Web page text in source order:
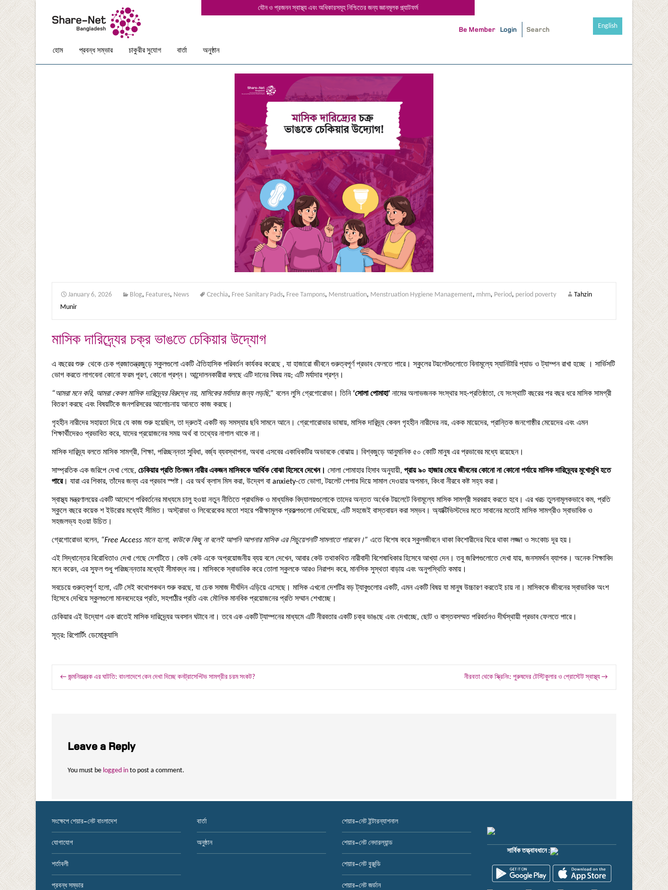
যৌন ও প্রজনন স্বাস্থ্য এবং অধিকারসমূহ নিশ্চিতের জন্য জ্ঞানমূলক প্ল্যাটফর্ম
Be Member Login
Skipহোম প্রবন্ধ সম্ভার চাকুরীর সুযোগ বার্তা অনুষ্ঠান
English
January 6, 2026 Blog, Features, News Czechia, Free Sanitary Pads, Free Tampons, Menstruation, Menstruation Hygiene Management, mhm, Period, period poverty
Tahzin
Munir
মাসিক দারিদ্র্যের চক্র ভাঙতে চেকিয়ার উদ্যোগ
এ বছরের শুরু থেকে চেক প্রজাতন্ত্রজুড়ে স্কুলগুলো একটি ঐতিহাসিক পরিবর্তন কার্যকর করেছে , যা হাজারো জীবনে গুরুত্বপূর্ণ প্রভাব ফেলতে পারে। স্কুলের টয়লেটগুলোতে বিনামূল্যে স্যানিটারি প্যাড ও ট্যাম্পন রাখা হচ্ছে । সার্ভিসটি
ভোগ করতে লাগবেনা কোনো ফরম পূরণ, কোনো প্রশ্ন। আন্দোলনকারীরা বলছে এটি দানের বিষয় নয়; এটি মর্যাদার প্রশ্ন।
“আমরা মনে করি, আমরা কেবল মাসিক দারিদ্র্যের বিরুদ্ধে নয়, মাসিকের মর্যাদার জন্য লড়ছি,” বলেন লুসি গ্রেগোরোভা। তিনি ‘সোলা পোমাহা’ নামের অলাভজনক সংস্থার সহ-প্রতিষ্ঠাতা, যে সংস্থাটি বছরের পর বছর ধরে মাসিক সামগ্রী
বিতরণ করছে এবং বিষয়টিকে জনপরিসরের আলোচনায় আনতে কাজ করছে।
গৃহহীন নারীদের সহায়তা দিয়ে যে কাজ শুরু হয়েছিল, তা দ্রুতই একটি বড় সমস্যার ছবি সামনে আনে। গ্রেগোরোভার ভাষায়, মাসিক দারিদ্র্য কেবল গৃহহীন নারীদের নয়, একক মায়েদের, প্রান্তিক জনগোষ্ঠীর মেয়েদের এবং এমন
শিক্ষার্থীদেরও প্রভাবিত করে, যাদের প্রয়োজনের সময় অর্থ বা তথ্যের নাগাল থাকে না।
মাসিক দারিদ্র্য বলতে মাসিক সামগ্রী, শিক্ষা, পরিচ্ছন্নতা সুবিধা, বর্জ্য ব্যবস্থাপনা, অথবা এসবের একাধিকটির অভাবকে বোঝায়। বিশ্বজুড়ে আনুমানিক ৫০ কোটি মানুষ এর প্রভাবের মধ্যে রয়েছেন।
সাম্প্রতিক এক জরিপে দেখা গেছে, চেকিয়ার প্রতি তিনজন নারীর একজন মাসিককে আর্থিক বোঝা হিসেবে দেখেন। সোলা পোমাহার হিসাব অনুযায়ী, প্রায় ৯০ হাজার মেয়ে জীবনের কোনো না কোনো পর্যায়ে মাসিক দারিদ্র্যের মুখোমুখি হতে
পারে। যারা এর শিকার, তাঁদের জন্য এর প্রভাব স্পষ্ট। এর অর্থ ক্লাস মিস করা, উদ্বেগ বা anxiety-তে ভোগা, টয়লেট পেপার দিয়ে সামাল দেওয়ার অপমান, কিংবা নীরবে কষ্ট সহ্য করা।
স্বাস্থ্য মন্ত্রণালয়ের একটি আদেশে পরিবর্তনের মাধ্যমে চালু হওয়া নতুন নীতিতে প্রাথমিক ও মাধ্যমিক বিদ্যালয়গুলোকে তাদের অন্তত অর্ধেক টয়লেটে বিনামূল্যে মাসিক সামগ্রী সরবরাহ করতে হবে। এর খরচ তুলনামূলকভাবে কম, প্রতি
স্কুলে বছরে কয়েক শ ইউরোর মধ্যেই সীমিত। অস্ট্রাভা ও লিবেরেকের মতো শহরে পরীক্ষামূলক প্রকল্পগুলো দেখিয়েছে, এটি সহজেই বাস্তবায়ন করা সম্ভব। অ্যাক্টিভিস্টদের মতে সাবানের মতোই মাসিক সামগ্রীও স্বাভাবিক ও
সহজলভ্য হওয়া উচিত।
গ্রেগোরোভা বলেন, “Free Access মানে হলো, কাউকে কিছু না বলেই আপনি আপনার মাসিক এর সিচুয়েশনটি সামলাতে পারবেন।” এতে বিশেষ করে স্কুলজীবনে থাকা কিশোরীদের ঘিরে থাকা লজ্জা ও সংকোচ দূর হয়।
এই সিদ্ধান্তের বিরোধিতাও দেখা গেছে দেশটিতে। কেউ কেউ একে অপ্রয়োজনীয় ব্যয় বলে দেখেন, আবার কেউ তথাকথিত নারীবাদী বিশেষাধিকার হিসেবে আখ্যা দেন। তবু জরিপগুলোতে দেখা যায়, জনসমর্থন ব্যাপক। অনেক শিক্ষাবিদ
মনে করেন, এর সুফল শুধু পরিচ্ছন্নতার মধ্যেই সীমাবদ্ধ নয়। মাসিককে স্বাভাবিক করে তোলা স্কুলকে আরও নিরাপদ করে, মানসিক সুস্থতা বাড়ায় এবং অনুপস্থিতি কমায়।
সবচেয়ে গুরুত্বপূর্ণ হলো, এটি সেই কথোপকথন শুরু করছে, যা চেক সমাজ দীর্ঘদিন এড়িয়ে এসেছে। মাসিক এখনো দেশটির বড় ট্যাবুগুলোর একটি, এমন একটি বিষয় যা মানুষ উচ্চারণ করতেই চায় না। মাসিককে জীবনের স্বাভাবিক অংশ
হিসেবে দেখিয়ে স্কুলগুলো মানবদেহের প্রতি, সহপাঠীর প্রতি এবং মৌলিক মানবিক প্রয়োজনের প্রতি সম্মান শেখাচ্ছে।
চেকিয়ার এই উদ্যোগ এক রাতেই মাসিক দারিদ্র্যের অবসান ঘটাবে না। তবে এক একটি ট্যাম্পনের মাধ্যমে এটি নীরবতার একটি চক্র ভাঙছে এবং দেখাচ্ছে, ছোট ও বাস্তবসম্মত পরিবর্তনও দীর্ঘস্থায়ী প্রভাব ফেলতে পারে।
সূত্র: রিপোর্টিং ডেমোক্র্যাসি
Post
← জন্মনিয়ন্ত্রক এর ঘাটতি: বাংলাদেশে কেন দেখা দিচ্ছে কনট্রাসেপ্টিভ সামগ্রীর চরম সংকট? নীরবতা থেকে স্ক্রিনিং: পুরুষদের টেস্টিকুলার ও প্রোস্টেট স্বাস্থ্য →
Leave a Reply
You must be logged in to post a comment.
সংক্ষেপে শেয়ার-নেট বাংলাদেশ
যোগাযোগ
শর্তাবলী
প্রবন্ধ সম্ভার
বার্তা
অনুষ্ঠান
শেয়ার-নেট ইন্টারন্যাশনাল
শেয়ার-নেট নেদারল্যান্ড
শেয়ার-নেট বুরুন্ডি
শেয়ার-নেট জর্ডান
সার্বিক তত্ত্বাবধানে :